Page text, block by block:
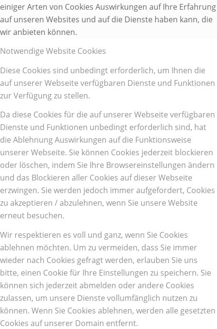
einiger Arten von Cookies Auswirkungen auf Ihre Erfahrung
auf unseren Websites und auf die Dienste haben kann, die
wir anbieten können.
Notwendige Website Cookies
Diese Cookies sind unbedingt erforderlich, um Ihnen die
auf unserer Webseite verfügbaren Dienste und Funktionen
zur Verfügung zu stellen.
Da diese Cookies für die auf unserer Webseite verfügbaren
Dienste und Funktionen unbedingt erforderlich sind, hat
die Ablehnung Auswirkungen auf die Funktionsweise
unserer Webseite. Sie können Cookies jederzeit blockieren
oder löschen, indem Sie Ihre Browsereinstellungen ändern
und das Blockieren aller Cookies auf dieser Webseite
erzwingen. Sie werden jedoch immer aufgefordert, Cookies
zu akzeptieren / abzulehnen, wenn Sie unsere Website
erneut besuchen.
Wir respektieren es voll und ganz, wenn Sie Cookies
ablehnen möchten. Um zu vermeiden, dass Sie immer
wieder nach Cookies gefragt werden, erlauben Sie uns
bitte, einen Cookie für Ihre Einstellungen zu speichern. Sie
können sich jederzeit abmelden oder andere Cookies
zulassen, um unsere Dienste vollumfänglich nutzen zu
können. Wenn Sie Cookies ablehnen, werden alle gesetzten
Cookies auf unserer Domain entfernt.